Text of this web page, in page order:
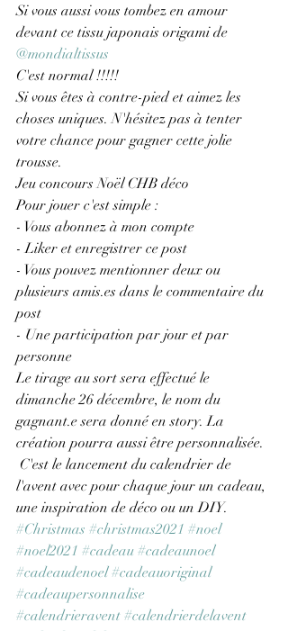
Si vous aussi vous tombez en amour
devant ce tissu japonais origami de
@mondialtissus
C'est normal !!!!!
Si vous êtes à contre-pied et aimez les
choses uniques. N'hésitez pas à tenter
votre chance pour gagner cette jolie
trousse.
Jeu concours Noël CHB déco
Pour jouer c'est simple :
- Vous abonnez à mon compte
- Liker et enregistrer ce post
- Vous pouvez mentionner deux ou
plusieurs amis.es dans le commentaire du
post
- Une participation par jour et par
personne
Le tirage au sort sera effectué le
dimanche 26 décembre, le nom du
gagnant.e sera donné en story. La
création pourra aussi être personnalisée.
l'avent avec pour chaque jour un cadeau,
une inspiration de déco ou un DIY.
#Christmas #christmas2021 #noel
#noel2021 #cadeau #cadeaunoel
#cadeaudenoel #cadeauoriginal
#cadeaupersonnalise
#calendrieravent #calendrierdelavent